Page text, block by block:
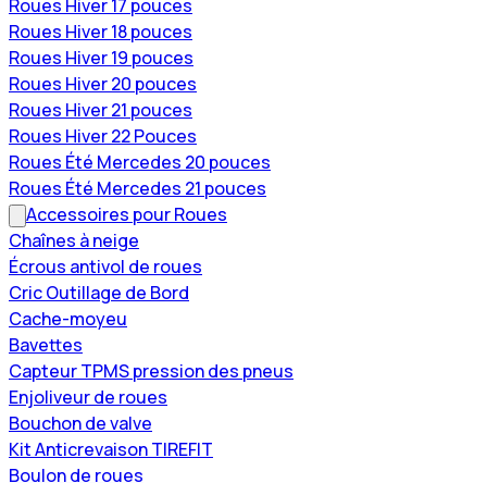
Roues Hiver 17 pouces
Roues Hiver 18 pouces
Roues Hiver 19 pouces
Roues Hiver 20 pouces
Roues Hiver 21 pouces
Roues Hiver 22 Pouces
Roues Été Mercedes 20 pouces
Roues Été Mercedes 21 pouces
Accessoires pour Roues
Chaînes à neige
Écrous antivol de roues
Cric Outillage de Bord
Cache-moyeu
Bavettes
Capteur TPMS pression des pneus
Enjoliveur de roues
Bouchon de valve
Kit Anticrevaison TIREFIT
Boulon de roues